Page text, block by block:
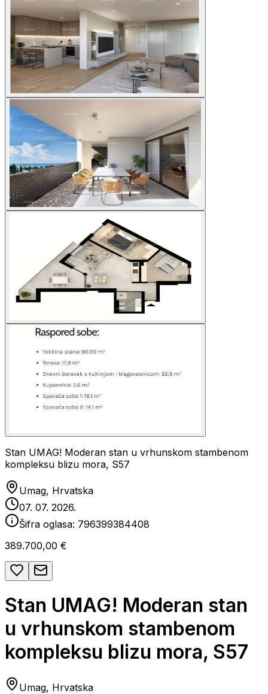
Stan UMAG! Moderan stan u vrhunskom stambenom
kompleksu blizu mora, S57
Umag, Hrvatska
07. 07. 2026.
Šifra oglasa: 796399384408
389.700,00 €
Stan UMAG! Moderan stan
u vrhunskom stambenom
kompleksu blizu mora, S57
Umag, Hrvatska